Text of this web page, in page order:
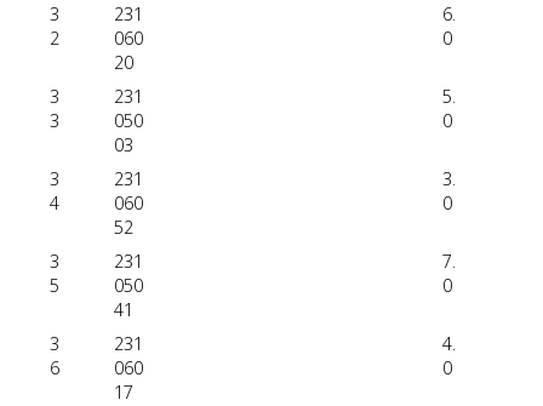
3
2
231
060
20
6.
0
3
3
231
050
03
5.
0
3
4
231
060
52
3.
0
3
5
231
050
41
7.
0
3
6
231
060
17
4.
0